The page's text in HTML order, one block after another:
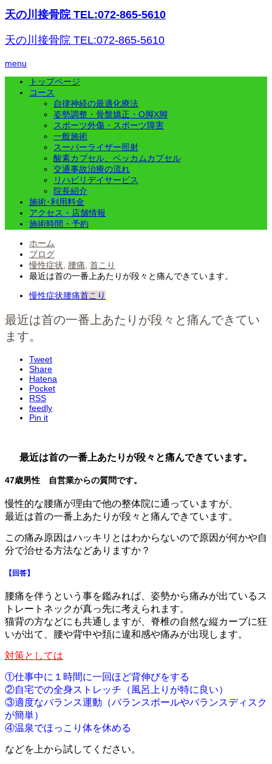
天の川接骨院 TEL:072-865-5610
天の川接骨院 TEL:072-865-5610
menu
トップページ
コース
自律神経の最適化療法
姿勢調整・骨盤矯正・O脚X脚
スポーツ外傷・スポーツ障害
一般施術
スーパーライザー照射
酸素カプセル、ベッカムカプセル
交通事故治療の流れ
リハビリデイサービス
院長紹介
施術･利用料金
アクセス・店舗情報
施術時間・予約
ホーム
ブログ
慢性症状
腰痛 首こり
最近は首の一番上あたりが段々と痛んできています。
慢性症状腰痛首こり
最近は首の一番上あたりが段々と痛んできてい
ます。
Tweet
Share
Hatena
Pocket
RSS
feedly
Pin it
最近は首の一番上あたりが段々と痛んできています。
47歳男性 自営業からの質問です。
慢性的な腰痛が理由で他の整体院に通っていますが、
最近は首の一番上あたりが段々と痛んできています。
この痛み原因はハッキリとはわからないので原因が何かや自
分で治せる方法などありますか？
【回答】
腰痛を伴うという事を鑑みれば、姿勢から痛みが出ているス
トレートネックが真っ先に考えられます。
猫背の方などにも共通しますが、脊椎の自然な縦カーブに狂
いが出て、腰や背中や頚に違和感や痛みが出現します。
対策としては
①仕事中に１時間に一回ほど背伸びをする
②自宅での全身ストレッチ（風呂上りが特に良い）
③適度なバランス運動（バランスボールやバランスディスク
が簡単）
④温泉でほっこり体を休める
などを上から試してください。